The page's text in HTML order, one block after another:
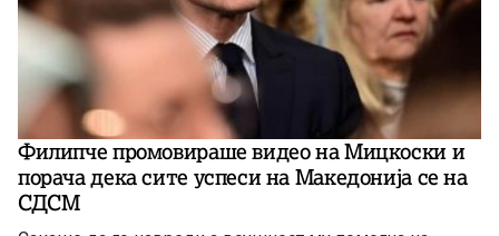
Филипче промовираше видео на Мицкоски и
порача дека сите успеси на Македонија се на
СДСМ